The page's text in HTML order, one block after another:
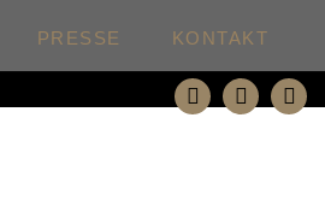
PRESSE KONTAKT